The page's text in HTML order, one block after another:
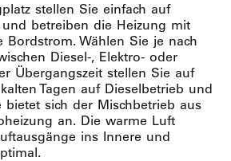
stellen Sie einfach auf
betreiben die Heizung mit
Bordstrom. Wählen Sie je nach
Diesel-, Elektro- oder
Übergangszeit stellen Sie auf
Tagen auf Dieselbetrieb und
bietet sich der Mischbetrieb aus
an. Die warme Luft
ins Innere und